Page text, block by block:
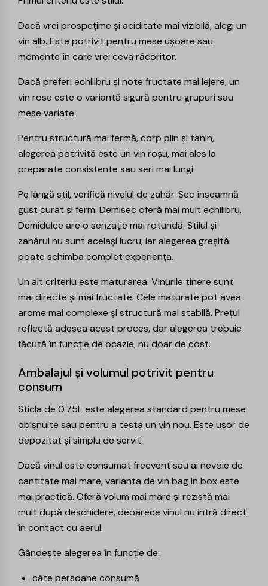
Dacă vrei prospețime și aciditate mai vizibilă, alegi un
vin alb. Este potrivit pentru mese ușoare sau
momente în care vrei ceva răcoritor.
Dacă preferi echilibru și note fructate mai lejere, un
vin rose este o variantă sigură pentru grupuri sau
mese variate.
Pentru structură mai fermă, corp plin și tanin,
alegerea potrivită este un vin roșu, mai ales la
preparate consistente sau seri mai lungi.
Pe lângă stil, verifică nivelul de zahăr. Sec înseamnă
gust curat și ferm. Demisec oferă mai mult echilibru.
Demidulce are o senzație mai rotundă. Stilul și
zahărul nu sunt același lucru, iar alegerea greșită
poate schimba complet experiența.
Un alt criteriu este maturarea. Vinurile tinere sunt
mai directe și mai fructate. Cele maturate pot avea
arome mai complexe și structură mai stabilă. Prețul
reflectă adesea acest proces, dar alegerea trebuie
făcută în funcție de ocazie, nu doar de cost.
Ambalajul și volumul potrivit pentru
consum
Sticla de 0.75L este alegerea standard pentru mese
obișnuite sau pentru a testa un vin nou. Este ușor de
depozitat și simplu de servit.
Dacă vinul este consumat frecvent sau ai nevoie de
cantitate mai mare, varianta de vin bag in boxeste
mai practică. Oferă volum mai mare și rezistă mai
mult după deschidere, deoarece vinul nu intră direct
în contact cu aerul.
Gândește alegerea în funcție de:
câte persoane consumă